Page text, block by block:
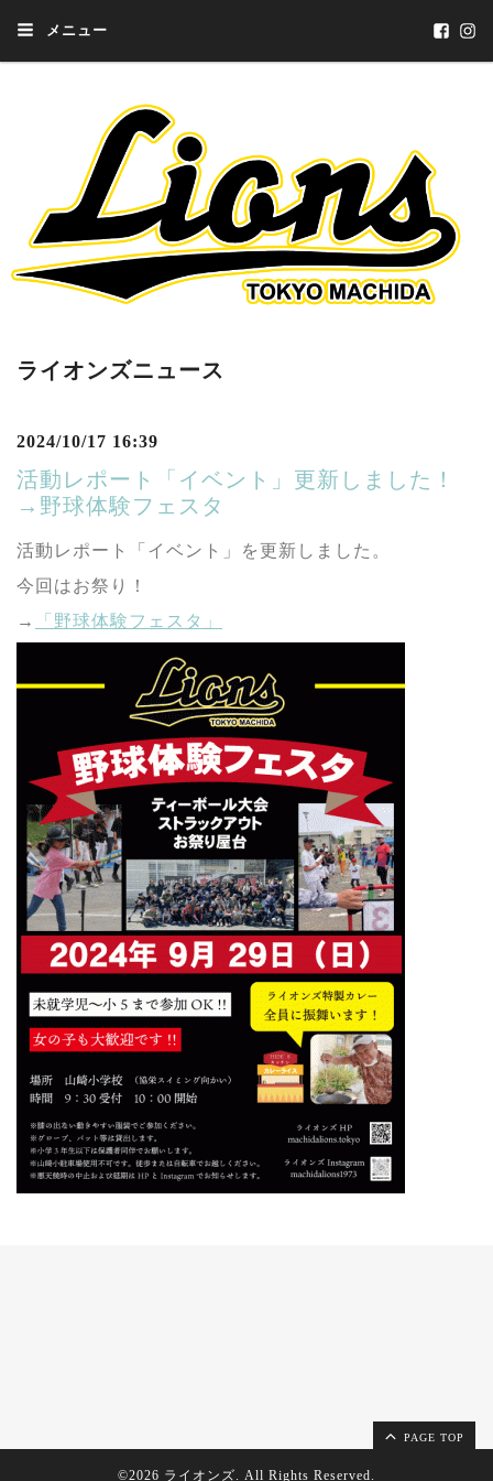
メニュー
ライオンズニュース
2024/10/17 16:39
活動レポート「イベント」更新しました！
→野球体験フェスタ
活動レポート「イベント」を更新しました。
今回はお祭り！
→
「野球体験フェスタ」
PAGE TOP
©2026 ライオンズ. All Rights Reserved.